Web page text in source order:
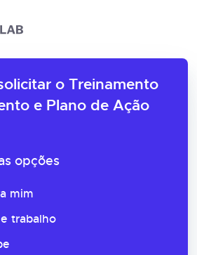
o Treinamento
e Plano de Ação
opções
mim
trabalho